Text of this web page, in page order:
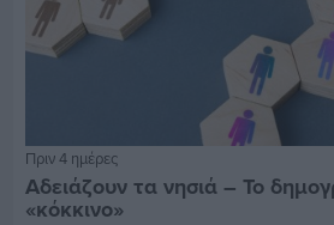
Πριν 4 ημέρες
Αδειάζουν τα νησιά – Το
«κόκκινο»